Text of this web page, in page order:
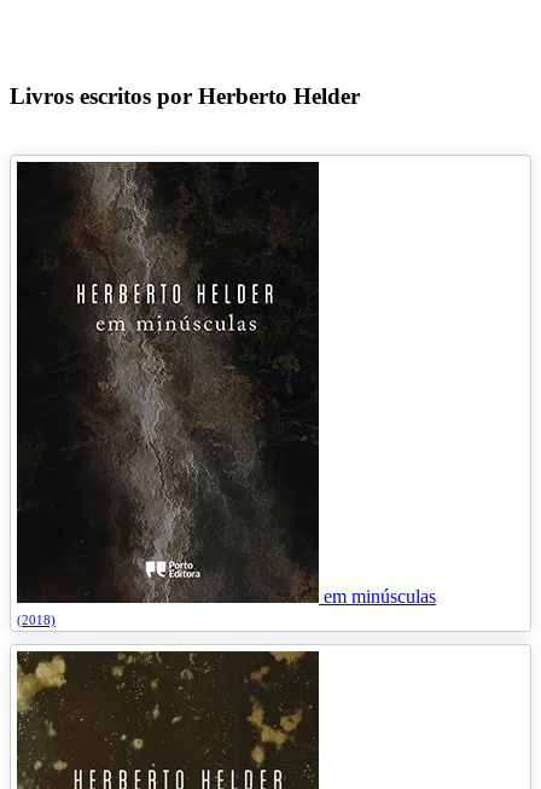
Livros escritos por Herberto Helder
em minúsculas
(2018)